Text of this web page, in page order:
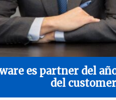
es partner del
del